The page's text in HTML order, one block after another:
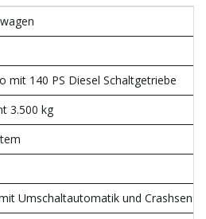
mit 140 PS Diesel Schaltgetriebe
3.500 kg
Umschaltautomatik und